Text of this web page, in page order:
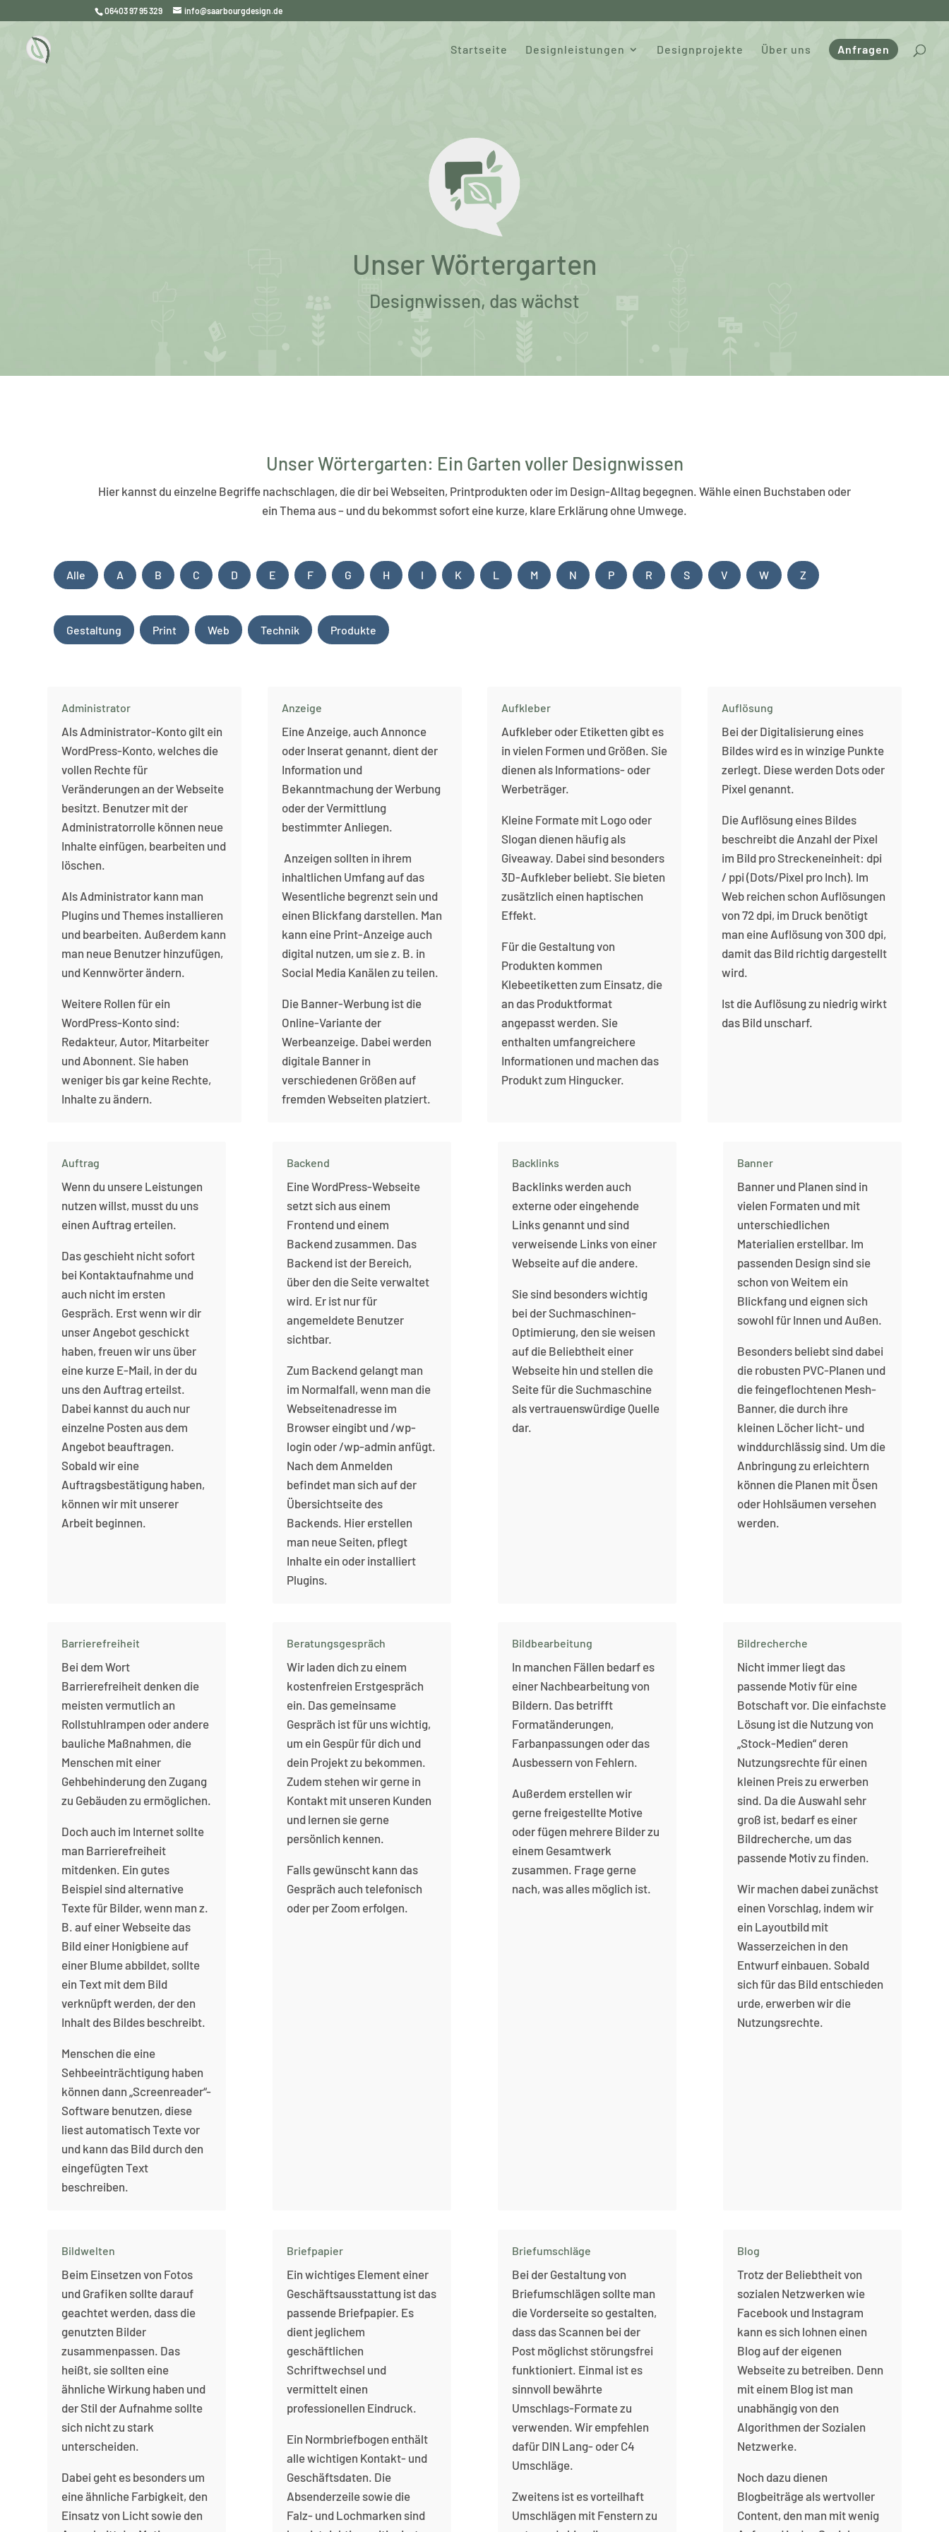
06403 97 95 329 info@saarbourgdesign.de
Startseite Designleistungen Designprojekte Über uns Anfragen
Unser Wörtergarten
Designwissen, das wächst
Unser Wörtergarten: Ein Garten voller Designwissen
Hier kannst du einzelne Begriffe nachschlagen, die dir bei Webseiten, Printprodukten oder im Design-Alltag begegnen. Wähle einen Buchstaben oder
ein Thema aus – und du bekommst sofort eine kurze, klare Erklärung ohne Umwege.
Alle A B C D E F G H I K L M N P R S V W Z
Gestaltung Print Web Technik Produkte
Administrator
Als Administrator-Konto gilt ein
WordPress-Konto, welches die
vollen Rechte für
Veränderungen an der Webseite
besitzt. Benutzer mit der
Administratorrolle können neue
Inhalte einfügen, bearbeiten und
löschen.
Als Administrator kann man
Plugins und Themes installieren
und bearbeiten. Außerdem kann
man neue Benutzer hinzufügen,
und Kennwörter ändern.
Weitere Rollen für ein
WordPress-Konto sind:
Redakteur, Autor, Mitarbeiter
und Abonnent. Sie haben
weniger bis gar keine Rechte,
Inhalte zu ändern.
Anzeige
Eine Anzeige, auch Annonce
oder Inserat genannt, dient der
Information und
Bekanntmachung der Werbung
oder der Vermittlung
bestimmter Anliegen.
Anzeigen sollten in ihrem
inhaltlichen Umfang auf das
Wesentliche begrenzt sein und
einen Blickfang darstellen. Man
kann eine Print-Anzeige auch
digital nutzen, um sie z. B. in
Social Media Kanälen zu teilen.
Die Banner-Werbung ist die
Online-Variante der
Werbeanzeige. Dabei werden
digitale Banner in
verschiedenen Größen auf
fremden Webseiten platziert.
Aufkleber
Aufkleber oder Etiketten gibt es
in vielen Formen und Größen. Sie
dienen als Informations- oder
Werbeträger.
Kleine Formate mit Logo oder
Slogan dienen häufig als
Giveaway. Dabei sind besonders
3D-Aufkleber beliebt. Sie bieten
zusätzlich einen haptischen
Effekt.
Für die Gestaltung von
Produkten kommen
Klebeetiketten zum Einsatz, die
an das Produktformat
angepasst werden. Sie
enthalten umfangreichere
Informationen und machen das
Produkt zum Hingucker.
Auflösung
Bei der Digitalisierung eines
Bildes wird es in winzige Punkte
zerlegt. Diese werden Dots oder
Pixel genannt.
Die Auflösung eines Bildes
beschreibt die Anzahl der Pixel
im Bild pro Streckeneinheit: dpi
/ ppi (Dots/Pixel pro Inch). Im
Web reichen schon Auflösungen
von 72 dpi, im Druck benötigt
man eine Auflösung von 300 dpi,
damit das Bild richtig dargestellt
wird.
Ist die Auflösung zu niedrig wirkt
das Bild unscharf.
Auftrag
Wenn du unsere Leistungen
nutzen willst, musst du uns
einen Auftrag erteilen.
Das geschieht nicht sofort
bei Kontaktaufnahme und
auch nicht im ersten
Gespräch. Erst wenn wir dir
unser Angebot geschickt
haben, freuen wir uns über
eine kurze E-Mail, in der du
uns den Auftrag erteilst.
Dabei kannst du auch nur
einzelne Posten aus dem
Angebot beauftragen.
Sobald wir eine
Auftragsbestätigung haben,
können wir mit unserer
Arbeit beginnen.
Backend
Eine WordPress-Webseite
setzt sich aus einem
Frontend und einem
Backend zusammen. Das
Backend ist der Bereich,
über den die Seite verwaltet
wird. Er ist nur für
angemeldete Benutzer
sichtbar.
Zum Backend gelangt man
im Normalfall, wenn man die
Webseitenadresse im
Browser eingibt und /wp-
login oder /wp-admin anfügt.
Nach dem Anmelden
befindet man sich auf der
Übersichtseite des
Backends. Hier erstellen
man neue Seiten, pflegt
Inhalte ein oder installiert
Plugins.
Backlinks
Backlinks werden auch
externe oder eingehende
Links genannt und sind
verweisende Links von einer
Webseite auf die andere.
Sie sind besonders wichtig
bei der Suchmaschinen-
Optimierung, den sie weisen
auf die Beliebtheit einer
Webseite hin und stellen die
Seite für die Suchmaschine
als vertrauenswürdige Quelle
dar.
Banner
Banner und Planen sind in
vielen Formaten und mit
unterschiedlichen
Materialien erstellbar. Im
passenden Design sind sie
schon von Weitem ein
Blickfang und eignen sich
sowohl für Innen und Außen.
Besonders beliebt sind dabei
die robusten PVC-Planen und
die feingeflochtenen Mesh-
Banner, die durch ihre
kleinen Löcher licht- und
winddurchlässig sind. Um die
Anbringung zu erleichtern
können die Planen mit Ösen
oder Hohlsäumen versehen
werden.
Barrierefreiheit
Bei dem Wort
Barrierefreiheit denken die
meisten vermutlich an
Rollstuhlrampen oder andere
bauliche Maßnahmen, die
Menschen mit einer
Gehbehinderung den Zugang
zu Gebäuden zu ermöglichen.
Doch auch im Internet sollte
man Barrierefreiheit
mitdenken. Ein gutes
Beispiel sind alternative
Texte für Bilder, wenn man z.
B. auf einer Webseite das
Bild einer Honigbiene auf
einer Blume abbildet, sollte
ein Text mit dem Bild
verknüpft werden, der den
Inhalt des Bildes beschreibt.
Menschen die eine
Sehbeeinträchtigung haben
können dann „Screenreader“-
Software benutzen, diese
liest automatisch Texte vor
und kann das Bild durch den
eingefügten Text
beschreiben.
Beratungsgespräch
Wir laden dich zu einem
kostenfreien Erstgespräch
ein. Das gemeinsame
Gespräch ist für uns wichtig,
um ein Gespür für dich und
dein Projekt zu bekommen.
Zudem stehen wir gerne in
Kontakt mit unseren Kunden
und lernen sie gerne
persönlich kennen.
Falls gewünscht kann das
Gespräch auch telefonisch
oder per Zoom erfolgen.
Bildbearbeitung
In manchen Fällen bedarf es
einer Nachbearbeitung von
Bildern. Das betrifft
Formatänderungen,
Farbanpassungen oder das
Ausbessern von Fehlern.
Außerdem erstellen wir
gerne freigestellte Motive
oder fügen mehrere Bilder zu
einem Gesamtwerk
zusammen. Frage gerne
nach, was alles möglich ist.
Bildrecherche
Nicht immer liegt das
passende Motiv für eine
Botschaft vor. Die einfachste
Lösung ist die Nutzung von
„Stock-Medien“ deren
Nutzungsrechte für einen
kleinen Preis zu erwerben
sind. Da die Auswahl sehr
groß ist, bedarf es einer
Bildrecherche, um das
passende Motiv zu finden.
Wir machen dabei zunächst
einen Vorschlag, indem wir
ein Layoutbild mit
Wasserzeichen in den
Entwurf einbauen. Sobald
sich für das Bild entschieden
urde, erwerben wir die
Nutzungsrechte.
Bildwelten
Beim Einsetzen von Fotos
und Grafiken sollte darauf
geachtet werden, dass die
genutzten Bilder
zusammenpassen. Das
heißt, sie sollten eine
ähnliche Wirkung haben und
der Stil der Aufnahme sollte
sich nicht zu stark
unterscheiden.
Dabei geht es besonders um
eine ähnliche Farbigkeit, den
Einsatz von Licht sowie den
Briefpapier
Ein wichtiges Element einer
Geschäftsausstattung ist das
passende Briefpapier. Es
dient jeglichem
geschäftlichen
Schriftwechsel und
vermittelt einen
professionellen Eindruck.
Ein Normbriefbogen enthält
alle wichtigen Kontakt- und
Geschäftsdaten. Die
Absenderzeile sowie die
Falz- und Lochmarken sind
Briefumschläge
Bei der Gestaltung von
Briefumschlägen sollte man
die Vorderseite so gestalten,
dass das Scannen bei der
Post möglichst störungsfrei
funktioniert. Einmal ist es
sinnvoll bewährte
Umschlags-Formate zu
verwenden. Wir empfehlen
dafür DIN Lang- oder C4
Umschläge.
Zweitens ist es vorteilhaft
Umschlägen mit Fenstern zu
Blog
Trotz der Beliebtheit von
sozialen Netzwerken wie
Facebook und Instagram
kann es sich lohnen einen
Blog auf der eigenen
Webseite zu betreiben. Denn
mit einem Blog ist man
unabhängig von den
Algorithmen der Sozialen
Netzwerke.
Noch dazu dienen
Blogbeiträge als wertvoller
Content, den man mit wenig